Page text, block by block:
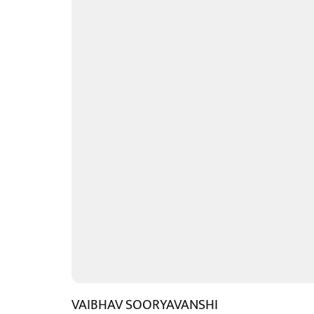
VAIBHAV SOORYAVANSHI